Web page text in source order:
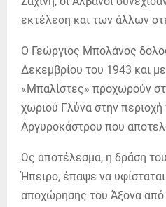
εκτέλεση και των άλλων
Ο Γεώργιος Μπολάνος
Δεκεμβρίου του 1943 και
«Μπαλίστες» προχωρούν
χωριού Γλύνα στην
Αργυροκάστρου που
Ως αποτέλεσμα, η δράση
Ήπειρο, έπαψε να
αποχώρησης του Άξονα από